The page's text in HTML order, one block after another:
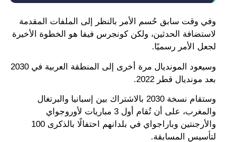
وفي وقت سابق حُسم الأمر بالنظر إلى الملفات المقدمة
لاستضافة الحدثين، ولكن كونجرس فيفا هو الخطوة الأخيرة
لجعل الأمر رسميًا.
وسيعود المونديال مرة أخرى إلى المنطقة العربية في 2030
بعد مونديال قطر 2022.
وستقام نسخة 2030 بالاشتراك بين إسبانيا والبرتغال
والمغرب، على أن تُقام أول 3 مباريات لأوروجواي
والأرجنتين وباراجواي في بلدانهم احتفالًا بالذكرى 100
لتأسيس المسابقة.